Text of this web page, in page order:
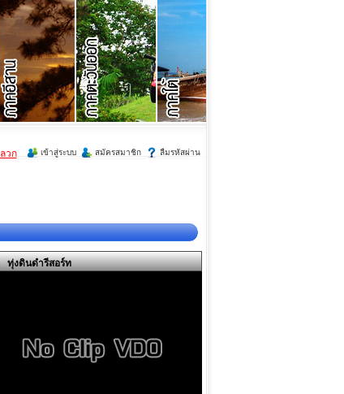
เข้าสู่ระบบ สมัครสมาชิก ลืมรหัสผ่าน
วก
ทุ่งดินดำรีสอร์ท